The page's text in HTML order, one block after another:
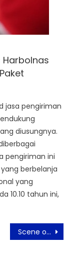
Harbolnas
jasa pengiriman
diusungnya.
pengiriman ini
berbelanja
yang
10.10 tahun ini,
Scene of Wonders Hadirkan Wewangian Mewah yang Natural